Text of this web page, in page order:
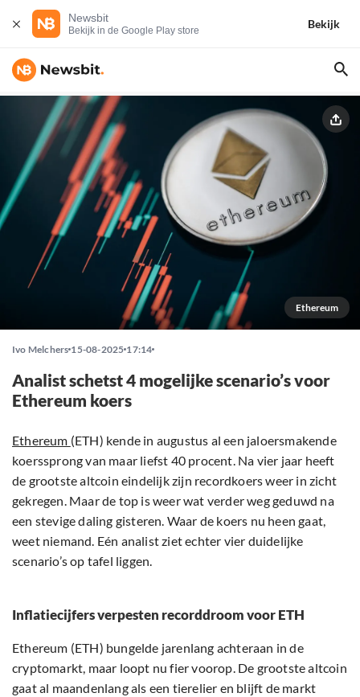
Newsbit
Bekijk in de Google Play store
Bekijk
Ethereum
Ivo Melchers 15-08-2025 17:14
Analist schetst 4 mogelijke scenario’s voor
Ethereum koers
Ethereum (ETH) kende in augustus al een jaloersmakende
koerssprong van maar liefst 40 procent. Na vier jaar heeft
de grootste altcoin eindelijk zijn recordkoers weer in zicht
gekregen. Maar de top is weer wat verder weg geduwd na
een stevige daling gisteren. Waar de koers nu heen gaat,
weet niemand. Eén analist ziet echter vier duidelijke
scenario’s op tafel liggen.
Inflatiecijfers verpesten recorddroom voor ETH
Ethereum (ETH) bungelde jarenlang achteraan in de
cryptomarkt, maar loopt nu fier voorop. De grootste altcoin
gaat al maandenlang als een tierelier en blijft de markt